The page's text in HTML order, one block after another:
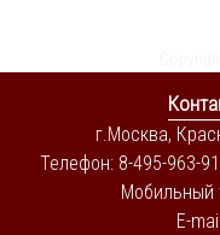
г.Москва,
Телефон: 8-495-963-
Мобильный
E-